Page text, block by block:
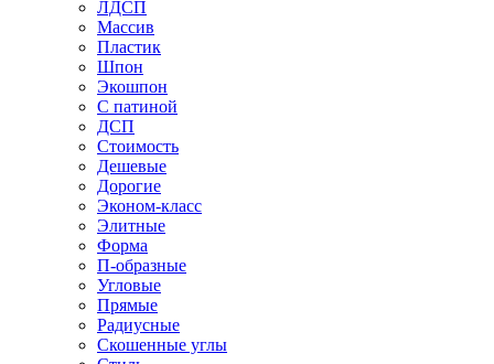
ЛДСП
Массив
Пластик
Шпон
Экошпон
С патиной
ДСП
Стоимость
Дешевые
Дорогие
Эконом-класс
Элитные
Форма
П-образные
Угловые
Прямые
Радиусные
Скошенные углы